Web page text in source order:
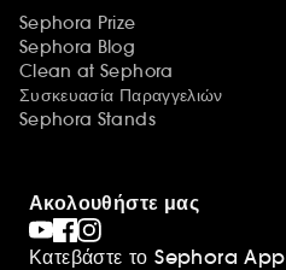
Sephora Prize
Sephora Blog
Clean at Sephora
Συσκευασία Παραγγελιών
Sephora Stands
Ακολουθήστε μας
Κατεβάστε το Sephora App